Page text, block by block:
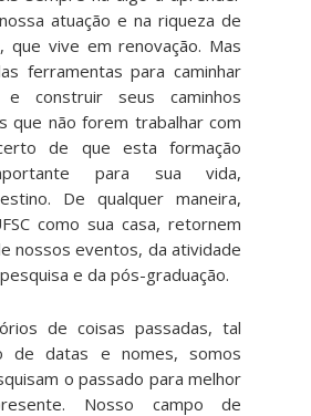
atuação e na riqueza de
que vive em renovação. Mas
ferramentas para caminhar
construir seus caminhos
que não forem trabalhar com
de que esta formação
para sua vida,
De qualquer maneira,
como sua casa, retornem
nossos eventos, da atividade
e da pós-graduação.
de coisas passadas, tal
de datas e nomes, somos
o passado para melhor
Nosso campo de